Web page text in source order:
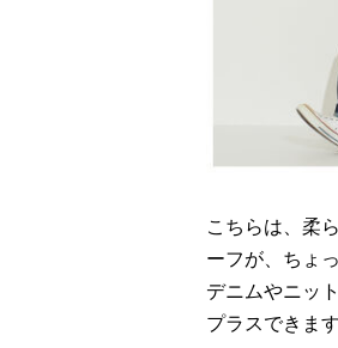
こちらは、柔
ーフが、ちょ
デニムやニッ
プラスできま